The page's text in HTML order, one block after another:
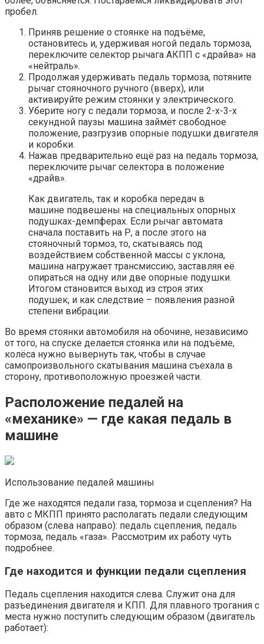
пробел.
Приняв решение о стоянке на подъёме,
остановитесь и, удерживая ногой педаль тормоза,
переключите селектор рычага АКПП с «драйва» на
«нейтраль».
Продолжая удерживать педаль тормоза, потяните
рычаг стояночного ручного (вверх), или
активируйте режим стоянки у электрического.
Уберите ногу с педали тормоза, и после 2-х-3-х
секундной паузы машина займёт свободное
положение, разгрузив опорные подушки двигателя
и коробки.
Нажав предварительно ещё раз на педаль тормоза,
переключите рычаг селектора в положение
«драйв».
Как двигатель, так и коробка передач в
машине подвешены на специальных опорных
подушках-демпферах. Если рычаг автомата
сначала поставить на Р, а после этого на
стояночный тормоз, то, скатываясь под
воздействием собственной массы с уклона,
машина нагружает трансмиссию, заставляя её
опираться на одну или две опорные подушки.
Итогом становится выход из строя этих
подушек, и как следствие – появления разной
степени вибрации.
Во время стоянки автомобиля на обочине, независимо
от того, на спуске делается стоянка или на подъёме,
колёса нужно вывернуть так, чтобы в случае
самопроизвольного скатывания машина съехала в
сторону, противоположную проезжей части.
Расположение педалей на
«механике» — где какая педаль в
машине
Использование педалей машины
Где же находятся педали газа, тормоза и сцепления? На
авто с МКПП принято располагать педали следующим
образом (слева направо): педаль сцепления, педаль
тормоза, педаль «газа». Рассмотрим их работу чуть
подробнее.
Где находится и функции педали сцепления
Педаль сцепления находится слева. Служит она для
разъединения двигателя и КПП. Для плавного трогания с
места нужно поступить следующим образом (двигатель
работает):